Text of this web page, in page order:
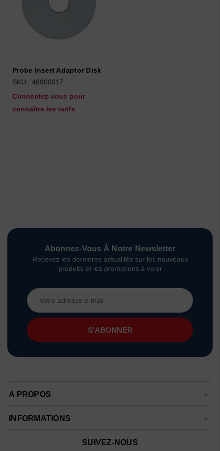
Probe Insert Adaptor Disk
SKU : 48900017
Connectez-vous pour
connaître les tarifs
Abonnez-Vous À Notre Newsletter
Recevez les dernières actualités sur les nouveaux
produits et les promotions à venir
Adresse
e-
mail
A PROPOS
INFORMATIONS
SUIVEZ-NOUS